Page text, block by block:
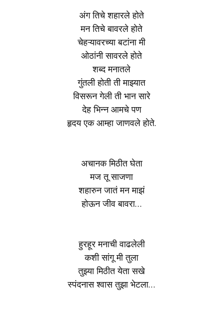
अंग तिचे शहारले होते
मन तिचे बावरले होते
चेहऱ्यावरच्या बटांना मी
ओठांनी सावरले होते
शब्द मनातले
गुंतली होती ती माझ्यात
विसरून गेली ती भान सारे
देह भिन्न आमचे पण
हृदय एक आम्हा जाणवले होते.
अचानक मिठीत घेता
मज तू साजणा
शहारुन जातं मन माझं
होऊन जीव बावरा…
हुरहूर मनाची वाढलेली
कशी सांगू मी तुला
तुझ्या मिठीत येता सखे
स्पंदनास श्वास तुझा भेटला…